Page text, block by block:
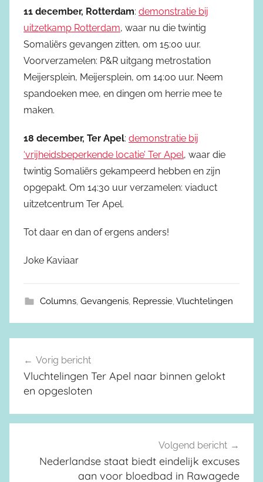
11 december, Rotterdam: demonstratie bij
uitzetkamp Rotterdam, waar nu die twintig
Somaliërs gevangen zitten, om 15:00 uur.
Voorverzamelen: P&R uitgang metrostation
Meijersplein, Meijersplein, om 14:00 uur. Neem
spandoeken mee, en dingen om herrie mee te
maken.
18 december, Ter Apel: demonstratie bij
‘vrijheidsbeperkende locatie’ Ter Apel, waar die
twintig Somaliërs gekampeerd hebben en zijn
opgepakt. Om 14:30 uur verzamelen: viaduct
uitzetcentrum Ter Apel.
Tot daar en dan of ergens anders!
Joke Kaviaar
Columns, Gevangenis, Repressie,Vluchtelingen
Berichtnavigatie
Vorig bericht
Vluchtelingen Ter Apel naar binnen gelokt
en opgesloten
Volgend bericht
Nederlandse staat biedt eindelijk excuses
aan voor bloedbad in Rawagede